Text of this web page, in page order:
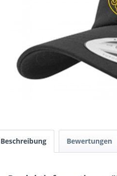
Beschreibung Bewertungen